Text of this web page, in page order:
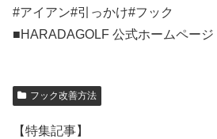
#アイアン#引っかけ#フック
■HARADAGOLF 公式ホームページ
フック改善方法
【特集記事】